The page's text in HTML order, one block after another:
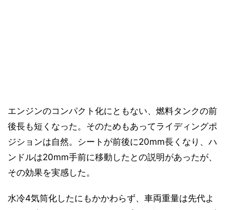
エンジンのコンパクト化にともない、燃料タンクの前
後長も短くなった。そのためもあってライディングポ
ジションは自然。シートが前後に20mm長くなり、ハ
ンドルは20mm手前に移動したとの説明があったが、
その効果を実感した。
水冷4気筒化したにもかかわらず、車両重量は先代よ